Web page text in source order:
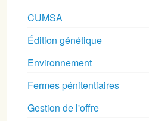
CUMSA
Édition génétique
Environnement
Fermes pénitentiaires
Gestion de l'offre